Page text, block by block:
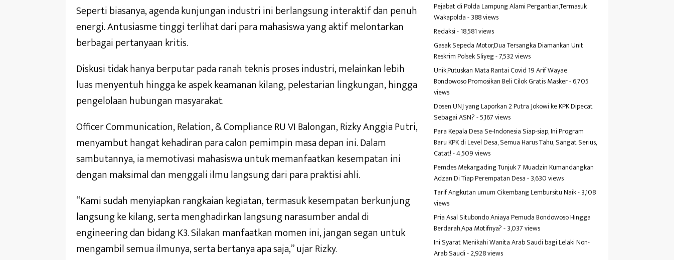
Seperti biasanya, agenda kunjungan industri ini berlangsung interaktif dan penuh
energi. Antusiasme tinggi terlihat dari para mahasiswa yang aktif melontarkan
berbagai pertanyaan kritis.
Diskusi tidak hanya berputar pada ranah teknis proses industri, melainkan lebih
luas menyentuh hingga ke aspek keamanan kilang, pelestarian lingkungan, hingga
pengelolaan hubungan masyarakat.
Officer Communication, Relation, & Compliance RU VI Balongan, Rizky Anggia Putri,
menyambut hangat kehadiran para calon pemimpin masa depan ini. Dalam
sambutannya, ia memotivasi mahasiswa untuk memanfaatkan kesempatan ini
dengan maksimal dan menggali ilmu langsung dari para praktisi ahli.
“Kami sudah menyiapkan rangkaian kegiatan, termasuk kesempatan berkunjung
langsung ke kilang, serta menghadirkan langsung narasumber andal di
engineering dan bidang K3. Silakan manfaatkan momen ini, jangan segan untuk
mengambil semua ilmunya, serta bertanya apa saja,” ujar Rizky.
Pejabat di Polda Lampung Alami Pergantian,Termasuk
Wakapolda- 388 views
Redaksi- 18,581 views
Gasak Sepeda Motor,Dua Tersangka Diamankan Unit
Reskrim Polsek Sliyeg- 7,532 views
Unik,Putuskan Mata Rantai Covid 19 Arif Wayae
Bondowoso Promosikan Beli Cilok Gratis Masker- 6,705
views
Dosen UNJ yang Laporkan 2 Putra Jokowi ke KPK Dipecat
Sebagai ASN?- 5,167 views
Para Kepala Desa Se-Indonesia Siap-siap, Ini Program
Baru KPK di Level Desa, Semua Harus Tahu, Sangat Serius,
Catat!- 4,509 views
Pemdes Mekargading Tunjuk 7 Muadzin Kumandangkan
Adzan Di Tiap Perempatan Desa- 3,630 views
Tarif Angkutan umum Cikembang Lembursitu Naik- 3,108
views
Pria Asal Situbondo Aniaya Pemuda Bondowoso Hingga
Berdarah,Apa Motifnya?- 3,037 views
Ini Syarat Menikahi Wanita Arab Saudi bagi Lelaki Non-
Arab Saudi- 2,928 views